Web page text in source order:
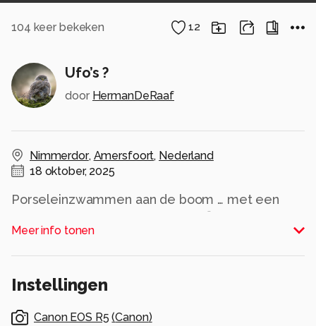
104 keer bekeken 12
Ufo’s ?
door HermanDeRaaf
Nimmerdor, Amersfoort, Nederland
18 oktober, 2025
Porseleinzwammen aan de boom … met een
Meer info tonen
Instellingen
Canon EOS R5 (Canon)